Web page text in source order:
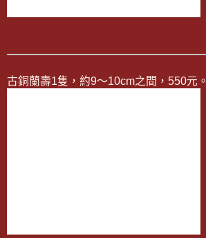
古銅蘭壽1隻，約9～10cm之間，550元。